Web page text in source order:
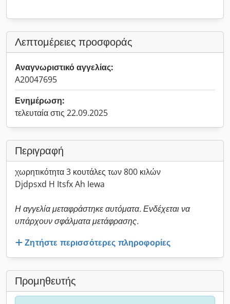
Λεπτομέρειες προσφοράς
Αναγνωριστικό αγγελίας:
A20047695
Ενημέρωση:
τελευταία στις 22.09.2025
Περιγραφή
χωρητικότητα 3 κουτάλες των 800 κιλών
Djdpsxd H Itsfx Ah Iewa
Η αγγελία μεταφράστηκε αυτόματα. Ενδέχεται να
υπάρχουν σφάλματα μετάφρασης.
Ζητήστε περισσότερες πληροφορίες
Προμηθευτής